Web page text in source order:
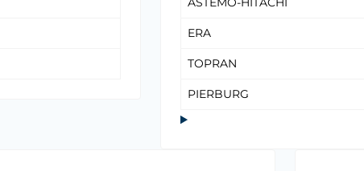
ERA
TOPRAN
PIERBURG